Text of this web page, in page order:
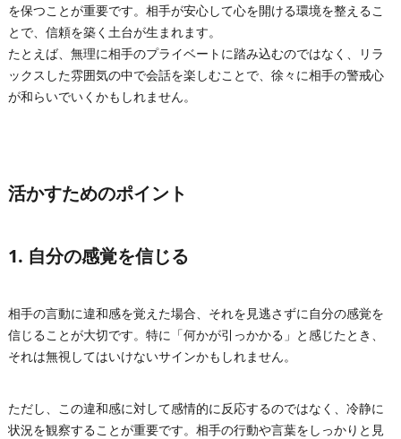
を保つことが重要です。相手が安心して心を開ける環境を整えるこ
とで、信頼を築く土台が生まれます。
たとえば、無理に相手のプライベートに踏み込むのではなく、リラ
ックスした雰囲気の中で会話を楽しむことで、徐々に相手の警戒心
が和らいでいくかもしれません。
活かすためのポイント
1. 自分の感覚を信じる
相手の言動に違和感を覚えた場合、それを見逃さずに自分の感覚を
信じることが大切です。特に「何かが引っかかる」と感じたとき、
それは無視してはいけないサインかもしれません。
ただし、この違和感に対して感情的に反応するのではなく、冷静に
状況を観察することが重要です。相手の行動や言葉をしっかりと見